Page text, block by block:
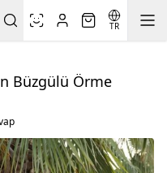
TR
Büzgülü Örme